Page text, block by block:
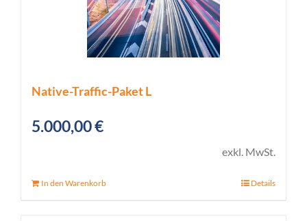
Native-Traffic-Paket L
5.000,00€
exkl. MwSt.
In den Warenkorb Details